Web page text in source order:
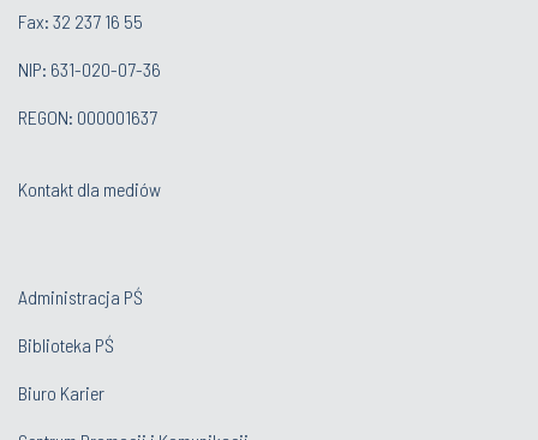
Fax: 32 237 16 55
NIP: 631-020-07-36
REGON: 000001637
Kontakt dla mediów
Administracja PŚ
Biblioteka PŚ
Biuro Karier